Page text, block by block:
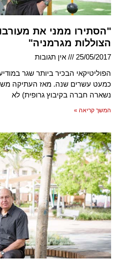
"הסתירו ממני את
הצוללות מגרמניה"
25/05/2017
אין תגובות
הפוליטיקאי הבכיר ביותר שגר
כמעט עשרים שנה. מאז העתיקה
נשארה חברה בקיבוץ גרופית) לא
המשך קריאה »